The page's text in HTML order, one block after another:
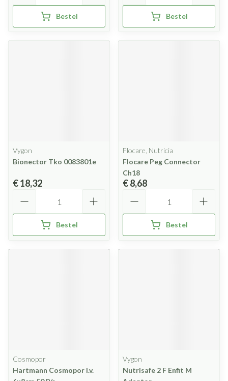
Bestel Bestel
Vygon
Bionector Tko 0083801e
€ 18,32
Bestel
Flocare, Nutricia
Flocare Peg Connector
Ch18
€ 8,68
Bestel
Cosmopor
Hartmann Cosmopor I.v.
Vygon
Nutrisafe 2 F Enfit M